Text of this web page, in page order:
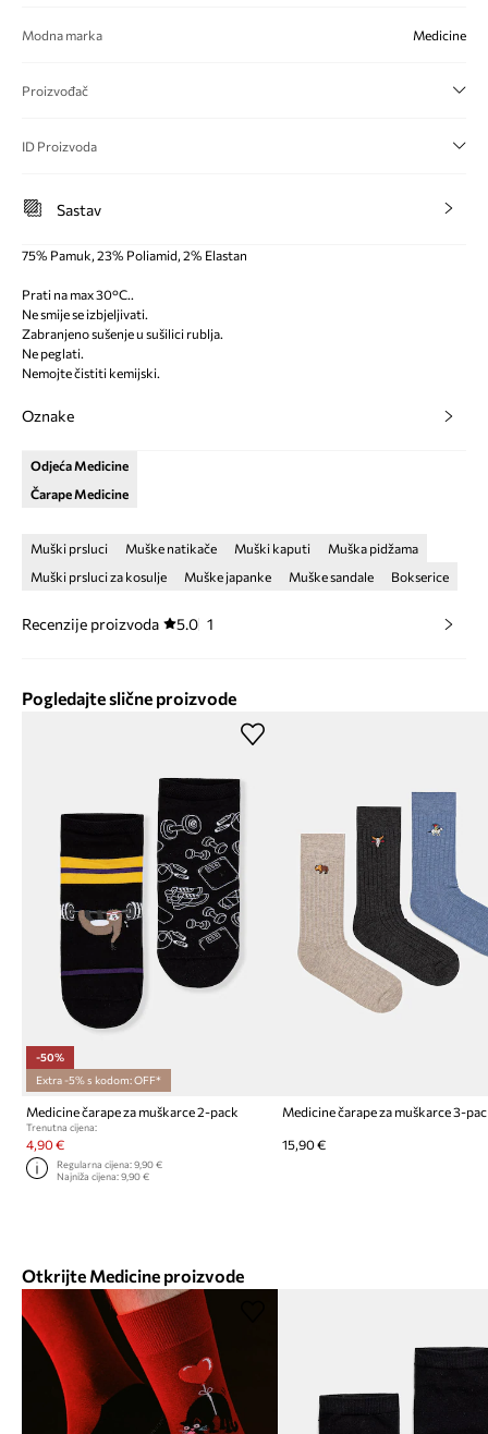
Modna marka Medicine
Proizvođač
ID Proizvoda
Sastav
75% Pamuk, 23% Poliamid, 2% Elastan
Prati na max 30°C..
Ne smije se izbjeljivati.
Zabranjeno sušenje u sušilici rublja.
Ne peglati.
Nemojte čistiti kemijski.
Oznake
Odjeća Medicine
Čarape Medicine
Muški prsluci Muške natikače Muški kaputi
Muška pidžama
Muški prsluci za kosulje
Muške japanke Muške sandale Bokserice
Recenzije proizvoda 5.0 1
Pogledajte slične proizvode
-50%
Extra -5% s kodom: OFF*
Medicine čarape za muškarce 2-pack
Trenutna cijena:
4,90 €
Regularna cijena:9,90 €
Najniža cijena:9,90 €
Medicine čarape za muškarce 3-
15,90 €
Otkrijte Medicine proizvode